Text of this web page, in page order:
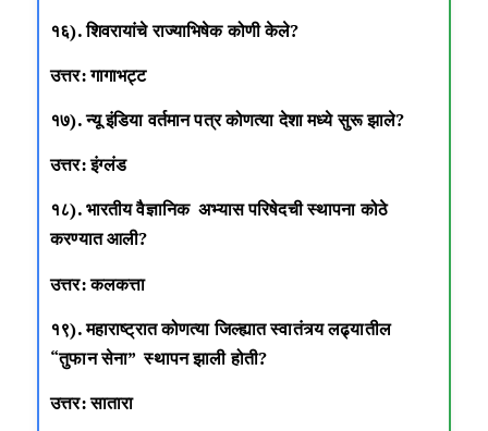
१६). शिवरायांचे राज्याभिषेक कोणी केले?
उत्तर: गागाभट्ट
१७). न्यू इंडिया वर्तमान पत्र कोणत्या देशा मध्ये सुरू झाले?
उत्तर: इंग्लंड
१८). भारतीय वैज्ञानिक अभ्यास परिषेदची स्थापना कोठे
करण्यात आली?
उत्तर: कलकत्ता
१९).महाराष्ट्रातकोणत्या जिल्ह्यात स्वातंत्र्य लढ्यातील
“तुफान सेना” स्थापन झाली होती?
उत्तर: सातारा